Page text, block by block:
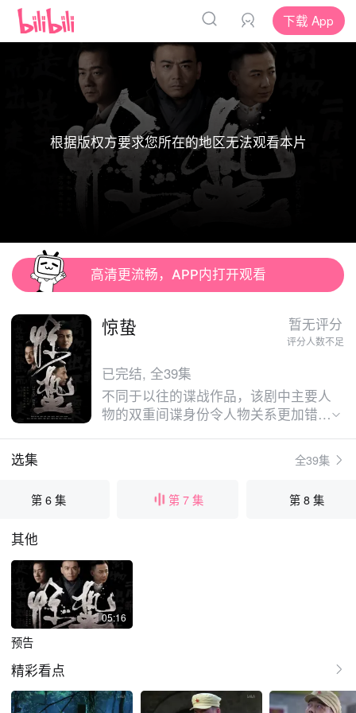
下载 App
根据版权方要求您所在的地区无法观看本片
高清更流畅，APP内打开观看
惊蛰 暂无评分
评分人数不足
已完结, 全39集
不同于以往的谍战作品，该剧中主要人
物的双重间谍身份令人物关系更加错综
脑洞大开的新型谍战剧。讲述了20世
纪50年代初，三个异姓兄弟为了民族
“麻雀”的故事。
选集 全39集
第 6 集 第 7 集 第 8 集
其他
05:16
预告
精彩看点